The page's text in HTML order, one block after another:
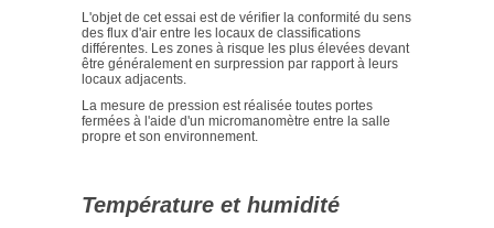
L'objet de cet essai est de vérifier la conformité du sens
des flux d'air entre les locaux de classifications
différentes. Les zones à risque les plus élevées devant
être généralement en surpression par rapport à leurs
locaux adjacents.
La mesure de pression est réalisée toutes portes
fermées à l'aide d'un micromanomètre entre la salle
propre et son environnement.
Température et humidité